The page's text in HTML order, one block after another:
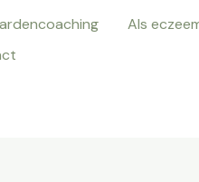
Als